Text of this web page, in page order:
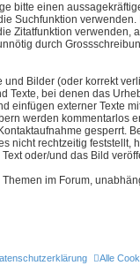
bitte einen
Suchfunktion
Zitatfunktion verwenden,
durch
und Bilder (oder korrekt
Texte, bei denen das
einfügen externer Texte
werden kommentarlos
gesperrt.
nicht rechtzeitig feststellt,
oder/und das Bild
im Forum,
Alle